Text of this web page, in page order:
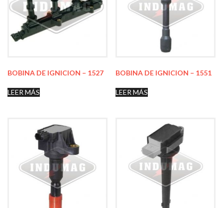
BOBINA DE IGNICION – 1527
LEER MÁS
BOBINA DE IGNICION – 1551
LEER MÁS